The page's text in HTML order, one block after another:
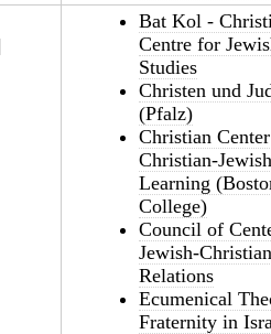
Bat Kol -
Centre for
Studies
Christen und
(Pfalz)
Christian
Christian-
Learning
College)
Council of
Jewish-
Relations
Ecumenical
Fraternity in